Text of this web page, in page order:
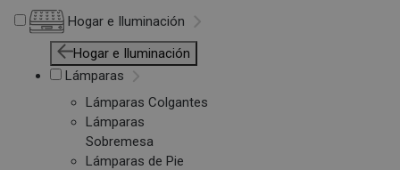
Hogar e Iluminación
Hogar e Iluminación
Lámparas
Lámparas Colgantes
Lámparas
Sobremesa
Lámparas de Pie